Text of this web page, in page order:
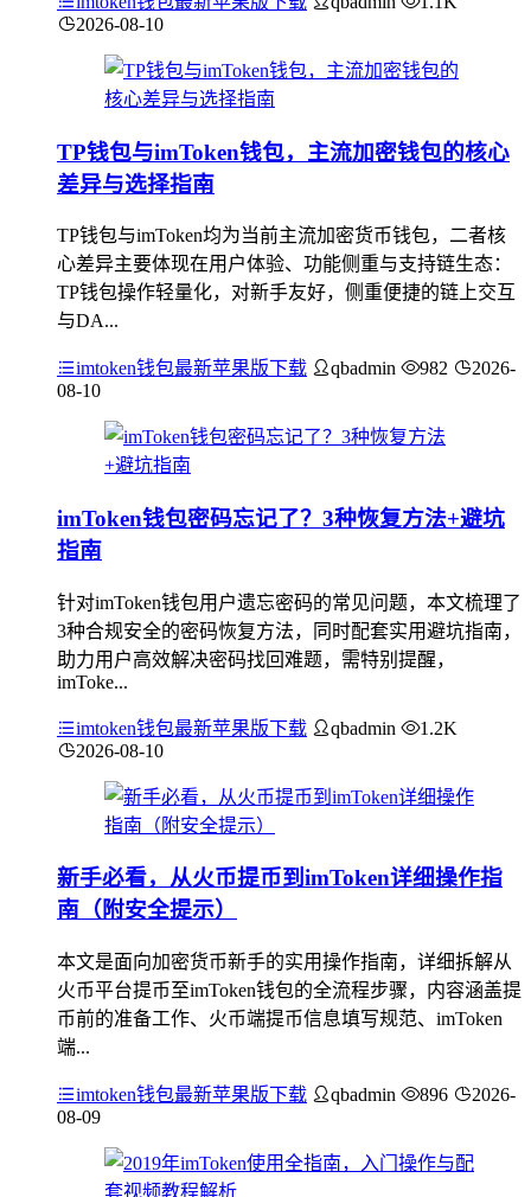
2026-08-10
TP钱包与imToken钱包，主流加密钱包的核心
差异与选择指南
TP钱包与imToken均为当前主流加密货币钱包，二者核
心差异主要体现在用户体验、功能侧重与支持链生态：
TP钱包操作轻量化，对新手友好，侧重便捷的链上交互
与DA...
imtoken钱包最新苹果版下载 qbadmin 982
2026-
08-10
imToken钱包密码忘记了？3种恢复方法+避坑
指南
针对imToken钱包用户遗忘密码的常见问题，本文梳理了
3种合规安全的密码恢复方法，同时配套实用避坑指南，
助力用户高效解决密码找回难题，需特别提醒，
imToke...
imtoken钱包最新苹果版下载 qbadmin
1.2K
2026-08-10
新手必看，从火币提币到imToken详细操作指
南（附安全提示）
本文是面向加密货币新手的实用操作指南，详细拆解从
火币平台提币至imToken钱包的全流程步骤，内容涵盖提
币前的准备工作、火币端提币信息填写规范、imToken
端...
imtoken钱包最新苹果版下载 qbadmin 896
2026-
08-09